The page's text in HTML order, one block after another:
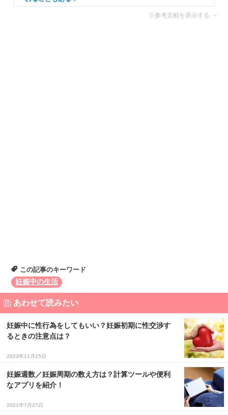
※参考文献を表示する
この記事のキーワード
妊娠中の生活
あわせて読みたい
妊娠中に性行為をしてもいい？妊娠初期に性交渉す
るときの注意点は？
2023年11月15日
妊娠週数／妊娠周期の数え方は？計算ツールや便利
なアプリを紹介！
2021年7月27日